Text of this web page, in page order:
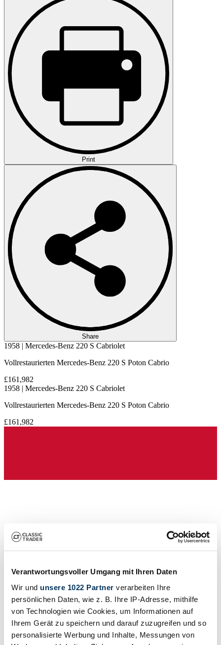
Verantwortungsvoller Umgang mit Ihren Daten
Wir und unsere 1022 Partner verarbeiten Ihre
persönlichen Daten, wie z. B. Ihre IP-Adresse, mithilfe
von Technologien wie Cookies, um Informationen auf
Ihrem Gerät zu speichern und darauf zuzugreifen und so
personalisierte Werbung und Inhalte, Messungen von
Print
Share
1958 | Mercedes-Benz 220 S Cabriolet
Vollrestaurierten Mercedes-Benz 220 S Poton Cabrio
£161,982
1958 | Mercedes-Benz 220 S Cabriolet
Vollrestaurierten Mercedes-Benz 220 S Poton Cabrio
£161,982
Dealer